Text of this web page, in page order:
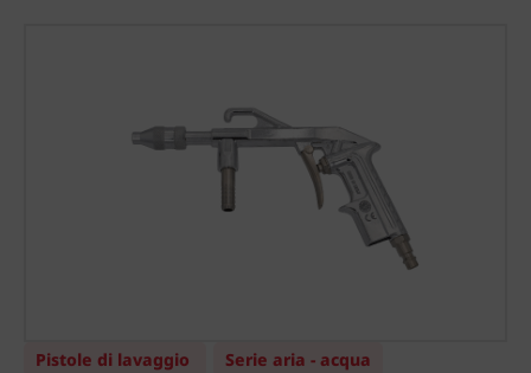
Pistole di lavaggio Serie aria - acqua